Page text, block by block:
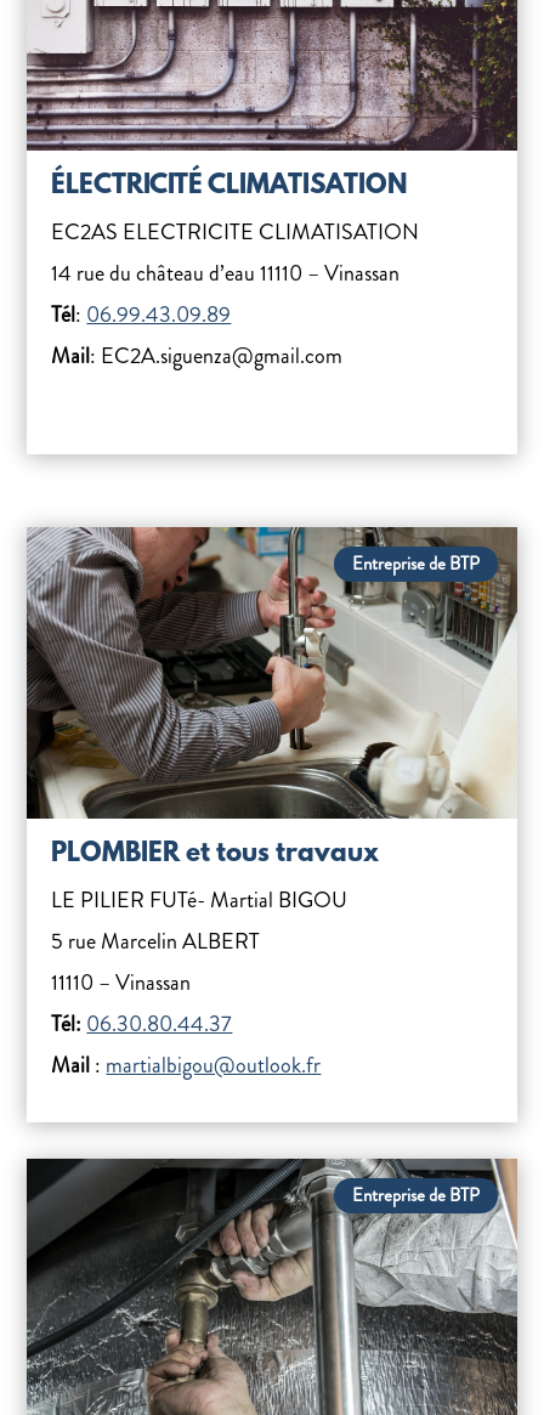
ÉLECTRICITÉ CLIMATISATION
EC2AS ELECTRICITE CLIMATISATION
14 rue du château d’eau 11110 – Vinassan
Tél: 06.99.43.09.89
Mail: EC2A.siguenza@gmail.com
Entreprise de BTP
PLOMBIER et tous travaux
LE PILIER FUTé- Martial BIGOU
5 rue Marcelin ALBERT
11110 – Vinassan
Tél: 06.30.80.44.37
Mail: martialbigou@outlook.fr
Entreprise de BTP